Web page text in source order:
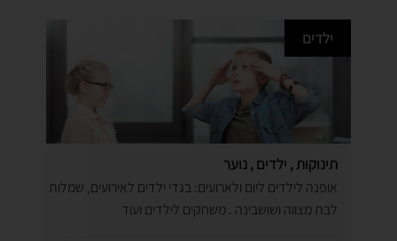
ילדים
תינוקות , ילדים , נוער
אופנה לילדים ליום ולארועים: בגדי ילדים לאירועים, שמלות
לבת מצווה ושושבינה . משחקים לילדים ועוד